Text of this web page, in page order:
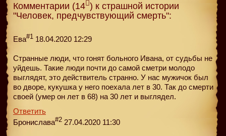
Комментарии (14 ) к страшной истории
"Человек, предчувствующий смерть":
Ева#1 18.04.2020 12:29
Странные люди, что гонят больного Ивана, от судьбы не
уйдешь. Такие люди почти до самой сметри молодо
выглядят, это действитель странно. У нас мужичок был
во дворе, кукушка у него поехала лет в 30. Так до смерти
своей (умер он лет в 68) на 30 лет и выглядел.
Ответить
Бронислава#2 27.04.2020 11:30